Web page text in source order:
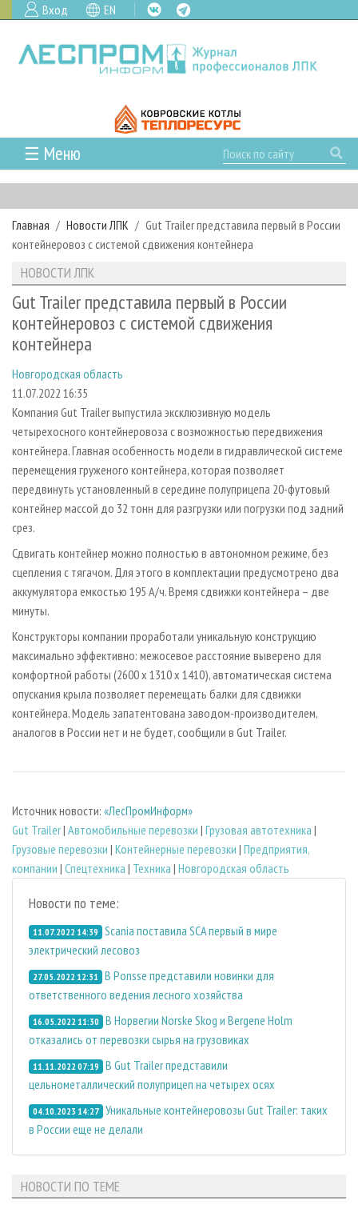
Вход EN
☰ Меню
ГЛАВНАЯ
РУБРИКИ И ТЕМЫ
РУБРИКИ ЖУРНАЛА
ЛЕСОЗАГОТОВКА
ЛЕСОПИЛЕНИЕ
ДЕРЕВООБРАБОТКА
СУШКА ДРЕВЕСИНЫ
ПРОИЗВОДСТВО ДРЕВЕСНЫХ ПЛИТ
ДЕРЕВЯННОЕ ДОМОСТРОЕНИЕ
ПРОИЗВОДСТВО МЕБЕЛИ
БИОЭНЕРГЕТИКА
ЦБП
НОВОСТИ
НОВОСТИ ЛПК
НОВОСТИ ЖУРНАЛА
НОВОСТИ КОМПАНИЙ
ПРОЕКТЫ ЛПИ
АНАЛИТИКА
ПРЕДПРИЯТИЯ ЛПК
ЛЕСНЫЕ РЕГИОНЫ РОССИИ
ПЕРСОНЫ
МОБИЛЬНЫЕ ВЫСТАВКИ
ОФИЦИАЛЬНЫЕ ДЕЛЕГАЦИИ
ПРИОРИТЕТНЫЕ ИНВЕСТПРОЕКТЫ
RUSSIAN FORESTRY REVIEW
ГАЗЕТА ЛЕСПРОМФОРУМ
АРХИВ
АРХИВ ЖУРНАЛОВ
СТАТЬИ
О ЖУРНАЛЕ
ПОДПИСКА
КОНТАКТЫ
РЕКЛАМОДАТЕЛЯМ
РЕКЛАМА
РЕКЛАМА НА САЙТЕ
Главная Новости ЛПК
Gut Trailer представила первый в России
контейнеровоз с системой сдвижения контейнера
НОВОСТИ ЛПК
Gut Trailer представила первый в России
контейнеровоз с системой сдвижения
контейнера
Новгородская область
11.07.2022 16:35
Компания Gut Trailer выпустила эксклюзивную модель
четырехосного контейнеровоза с возможностью передвижения
контейнера. Главная особенность модели в гидравлической системе
перемещения груженого контейнера, которая позволяет
передвинуть установленный в середине полуприцепа 20-футовый
контейнер массой до 32 тонн для разгрузки или погрузки под задний
срез.
Сдвигать контейнер можно полностью в автономном режиме, без
сцепления с тягачом. Для этого в комплектации предусмотрено два
аккумулятора емкостью 195 А/ч. Время сдвижки контейнера – две
минуты.
Конструкторы компании проработали уникальную конструкцию
максимально эффективно: межосевое расстояние выверено для
комфортной работы (2600 x 1310 x 1410), автоматическая система
опускания крыла позволяет перемещать балки для сдвижки
контейнера. Модель запатентована заводом-производителем,
аналогов в России нет и не будет, сообщили в Gut Trailer.
Источник новости: «ЛесПромИнформ»
Gut Trailer| Автомобильные перевозки | Грузовая автотехника |
Грузовые перевозки | Контейнерные перевозки | Предприятия,
компании | Спецтехника | Техника | Новгородская область
Новости по теме:
11.07.2022 14:39 Scania поставила SCA первый в мире
электрический лесовоз
27.05.2022 12:31 В Ponsse представили новинки для
ответственного ведения лесного хозяйства
16.05.2022 11:30 В Норвегии Norske Skog и Bergene Holm
отказались от перевозки сырья на грузовиках
11.11.2022 07:19 В Gut Trailer представили
цельнометаллический полуприцеп на четырех осях
04.10.2023 14:27 Уникальные контейнеровозы Gut Trailer: таких
в России еще не делали
НОВОСТИ ПО ТЕМЕ